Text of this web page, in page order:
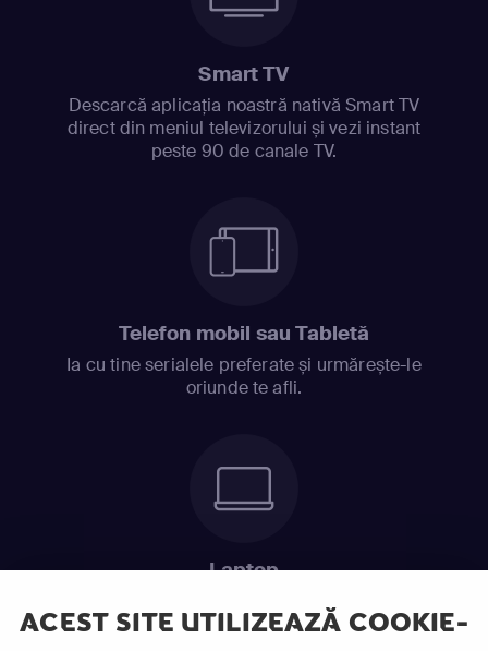
ACEST SITE UTILIZEAZĂ COOKIE-
Smart TV
Descarcă aplicația noastră nativă Smart TV
direct din meniul televizorului și vezi instant
peste 90 de canale TV.
Telefon mobil sau Tabletă
Ia cu tine serialele preferate și urmărește-le
oriunde te afli.
Laptop